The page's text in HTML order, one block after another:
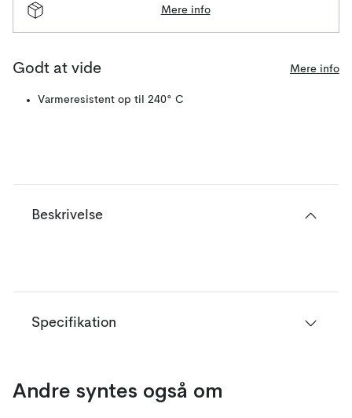
Mere info
Godt at vide Mere info
Varmeresistent op til 240° C
Beskrivelse
Specifikation
Andre syntes også om